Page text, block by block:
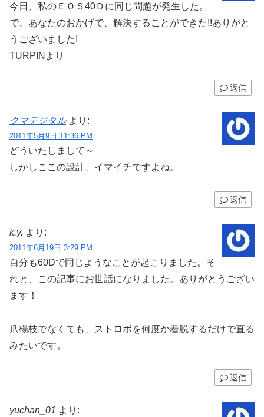
今日、私のＥＯＳ40Ｄに同じ問題が発生した。
で、あなたのおかげで、解決することができた!!ありがと
うございました!
TURPINより
返信
クマデジタル より:
2011年5月9日 11:36 PM
どういたしまして～
しかしここの設計、イマイチですよね。
返信
k.y. より:
2011年6月19日 3:29 PM
自分も60Dで同じようなことが起こりました。そ
れと、この記事にお世話になりました。ありがとうござい
ます！
爪楊枝でなくても、ストロボを何度か着脱するだけで直る
みたいです。
返信
yuchan_01 より: